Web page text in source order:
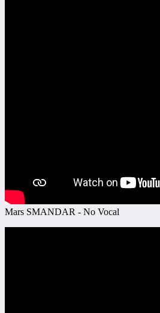
Mars SMANDAR - No Vocal